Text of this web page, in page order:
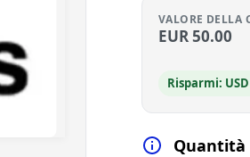
VALORE DELLA
EUR50.00
Risparmi: USD
Quantità